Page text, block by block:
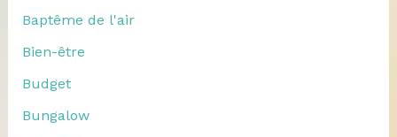
Baptême de l'air
Bien-être
Budget
Bungalow